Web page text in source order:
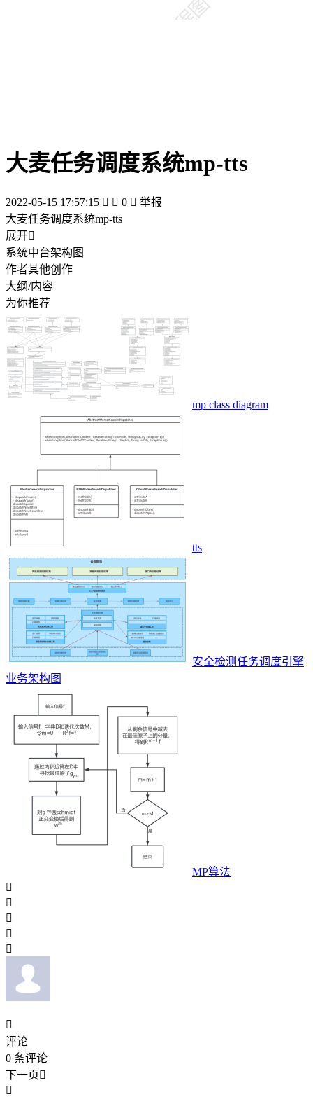
大麦任务调度系统mp-tts
2022-05-15 17:57:15   0  举报
大麦任务调度系统mp-tts
展开
系统中台架构图
作者其他创作
大纲/内容
为你推荐
mp class diagram
tts
安全检测任务调度引擎
业务架构图
MP算法






评论
0 条评论
下一页
